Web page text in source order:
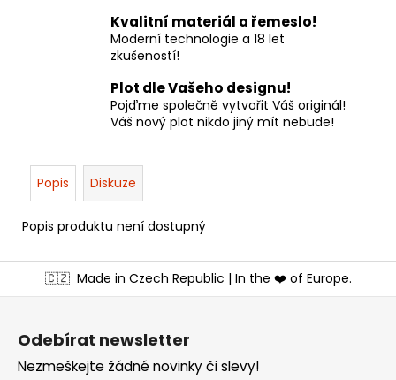
Kvalitní materiál a řemeslo!
Moderní technologie a 18 let
zkušeností!
Plot dle Vašeho designu!
Pojďme společně vytvořit Váš originál!
Váš nový plot nikdo jiný mít nebude!
Popis Diskuze
Popis produktu není dostupný
á
🇨🇿 Made in Czech Republic | In the ❤️ of Europe.
Odebírat newsletter
Nezmeškejte žádné novinky či slevy!